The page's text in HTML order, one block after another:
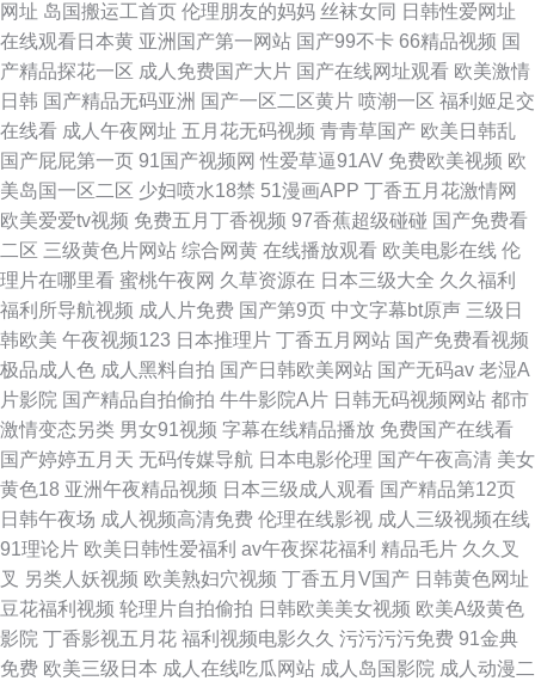
网址 岛国搬运工首页 伦理朋友的妈妈 丝袜女同 日韩性爱网址
在线观看日本黄 亚洲国产第一网站 国产99不卡 66精品视频 国
产精品探花一区 成人免费国产大片 国产在线网址观看 欧美激情
日韩 国产精品无码亚洲 国产一区二区黄片 喷潮一区 福利姬足交
在线看 成人午夜网址 五月花无码视频 青青草国产 欧美日韩乱
国产屁屁第一页 91国产视频网 性爱草逼91AV 免费欧美视频 欧
美岛国一区二区 少妇喷水18禁 51漫画APP 丁香五月花激情网
欧美爱爱tv视频 免费五月丁香视频 97香蕉超级碰碰 国产免费看
二区 三级黄色片网站 综合网黄 在线播放观看 欧美电影在线 伦
理片在哪里看 蜜桃午夜网 久草资源在 日本三级大全 久久福利
福利所导航视频 成人片免费 国产第9页 中文字幕bt原声 三级日
韩欧美 午夜视频123 日本推理片 丁香五月网站 国产免费看视频
极品成人色 成人黑料自拍 国产日韩欧美网站 国产无码av 老湿A
片影院 国产精品自拍偷拍 牛牛影院A片 日韩无码视频网站 都市
激情变态另类 男女91视频 字幕在线精品播放 免费国产在线看
国产婷婷五月天 无码传媒导航 日本电影伦理 国产午夜高清 美女
黄色18 亚洲午夜精品视频 日本三级成人观看 国产精品第12页
日韩午夜场 成人视频高清免费 伦理在线影视 成人三级视频在线
91理论片 欧美日韩性爱福利 av午夜探花福利 精品毛片 久久叉
叉 另类人妖视频 欧美熟妇穴视频 丁香五月V国产 日韩黄色网址
豆花福利视频 轮理片自拍偷拍 日韩欧美美女视频 欧美A级黄色
影院 丁香影视五月花 福利视频电影久久 污污污污免费 91金典
免费 欧美三级日本 成人在线吃瓜网站 成人岛国影院 成人动漫二